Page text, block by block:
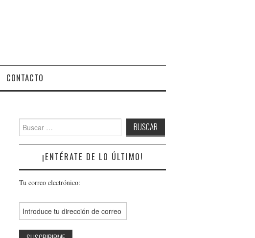
CONTACTO
Buscar:
¡ENTÉRATE DE LO ÚLTIMO!
Tu correo electrónico: